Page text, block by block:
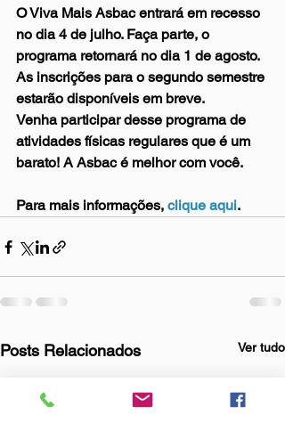
O Viva Mais Asbac entrará em recesso
no dia 4 de julho. Faça parte, o
programa retornará no dia 1 de agosto.
As inscrições para o segundo semestre
estarão disponíveis em breve.
Venha participar desse programa de
atividades físicas regulares que é um
barato! A Asbac é melhor com você.
Para mais informações, clique aqui.
Posts Relacionados Ver tudo